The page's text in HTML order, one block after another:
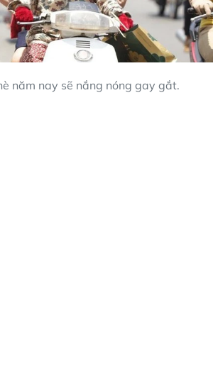
năm nay sẽ nắng nóng gay gắt.